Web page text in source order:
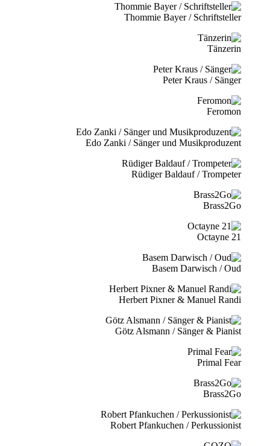
Thommie Bayer / Schriftsteller
Tänzerin
Peter Kraus / Sänger
Feromon
Edo Zanki / Sänger und Musikproduzent
Rüdiger Baldauf / Trompeter
Brass2Go
21 Octayne
Basem Darwisch / Oud
Herbert Pixner & Manuel Randi
Götz Alsmann / Sänger & Pianist
Primal Fear
Brass2Go
Robert Pfankuchen / Perkussionist